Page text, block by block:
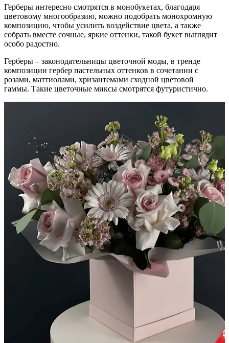
Герберы интересно смотрятся в монобукетах, благодаря
цветовому многообразию, можно подобрать монохромную
композицию, чтобы усилить воздействие цвета, а также
собрать вместе сочные, яркие оттенки, такой букет выглядит
особо радостно.
Герберы – законодательницы цветочной моды, в тренде
композиции гербер пастельных оттенков в сочетании с
розами, маттиолами, хризантемами сходной цветовой
гаммы. Такие цветочные миксы смотрятся футуристично.